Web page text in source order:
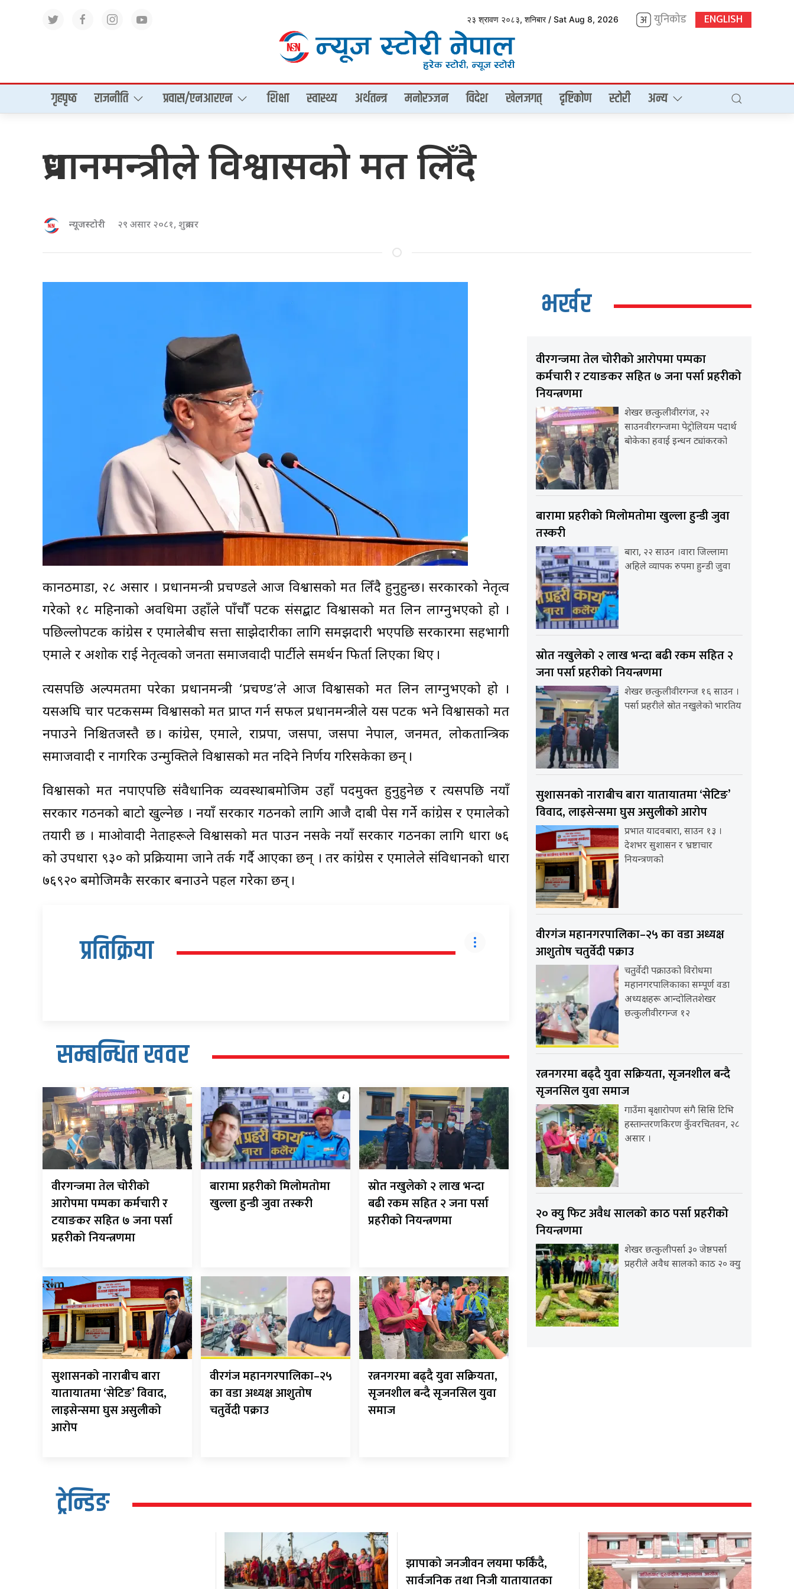
२३ श्रावण २०८३, शनिबार / Sat Aug 8, 2026 युनिकोड ENGLISH
गृहपृष्‍ठ राजनीति प्रवास/एनआरएन शिक्षा स्वास्थ्य अर्थतन्त्र मनोरञ्जन विदेश खेलजगत् दृष्टिकोण स्टोरी अन्य
प्रधानमन्त्रीले विश्वासको मत लिँदै
न्यूजस्टोरी २९ असार २०८१, शुक्रबार
कानठमाडौं, २८ असार । प्रधानमन्त्री प्रचण्डले आज विश्वासको मत लिँदै हुनुहुन्छ। सरकारको नेतृत्व
गरेको १८ महिनाको अवधिमा उहाँले पाँचौँ पटक संसद्बाट विश्वासको मत लिन लाग्नुभएको हो ।
पछिल्लोपटक कांग्रेस र एमालेबीच सत्ता साझेदारीका लागि समझदारी भएपछि सरकारमा सहभागी
एमाले र अशोक राई नेतृत्वको जनता समाजवादी पार्टीले समर्थन फिर्ता लिएका थिए ।
त्यसपछि अल्पमतमा परेका प्रधानमन्त्री ‘प्रचण्ड’ले आज विश्वासको मत लिन लाग्नुभएको हो ।
यसअघि चार पटकसम्म विश्वासको मत प्राप्त गर्न सफल प्रधानमन्त्रीले यस पटक भने विश्वासको मत
नपाउने निश्चितजस्तै छ । कांग्रेस, एमाले, राप्रपा, जसपा, जसपा नेपाल, जनमत, लोकतान्त्रिक
समाजवादी र नागरिक उन्मुक्तिले विश्वासको मत नदिने निर्णय गरिसकेका छन् ।
विश्वासको मत नपाएपछि संवैधानिक व्यवस्थाबमोजिम उहाँ पदमुक्त हुनुहुनेछ र त्यसपछि नयाँ
सरकार गठनको बाटो खुल्नेछ । नयाँ सरकार गठनको लागि आजै दाबी पेस गर्ने कांग्रेस र एमालेको
तयारी छ । माओवादी नेताहरूले विश्वासको मत पाउन नसके नयाँ सरकार गठनका लागि धारा ७६
को उपधारा ९३० को प्रक्रियामा जाने तर्क गर्दै आएका छन् । तर कांग्रेस र एमालेले संविधानको धारा
७६९२० बमोजिमकै सरकार बनाउने पहल गरेका छन् ।
प्रतिक्रिया
सम्बन्धित खवर
वीरगन्जमा तेल चोरीको
आरोपमा पम्पका कर्मचारी र
टयाङकर सहित ७ जना पर्सा
प्रहरीको नियन्त्रणमा
बारामा प्रहरीको मिलोमतोमा
खुल्ला हुन्डी जुवा तस्करी
स्रोत नखुलेको २ लाख भन्दा
बढी रकम सहित २ जना पर्सा
प्रहरीको नियन्त्रणमा
सुशासनको नाराबीच बारा
यातायातमा ‘सेटिङ’ विवाद,
लाइसेन्समा घुस असुलीको
आरोप
वीरगंज महानगरपालिका–२५
का वडा अध्यक्ष आशुतोष
चतुर्वेदी पक्राउ
रत्ननगरमा बढ्दै युवा सक्रियता,
सृजनशील बन्दै सृजनसिल युवा
समाज
भर्खर
वीरगन्जमा तेल चोरीको आरोपमा पम्पका
कर्मचारी र टयाङकर सहित ७ जना पर्सा प्रहरीको
नियन्त्रणमा
शेखर छत्कुलीवीरगंज, २२
साउनवीरगन्जमा पेट्रोलियम पदार्थ
बोकेका हवाई इन्धन ट्यांकरको
बारामा प्रहरीको मिलोमतोमा खुल्ला हुन्डी जुवा
तस्करी
बारा, २२ साउन ।वारा जिल्लामा
अहिले व्यापक रुपमा हुन्डी जुवा
स्रोत नखुलेको २ लाख भन्दा बढी रकम सहित २
जना पर्सा प्रहरीको नियन्त्रणमा
शेखर छत्कुलीवीरगन्ज १६ साउन ।
पर्सा प्रहरीले स्रोत नखुलेको भारतिय
सुशासनको नाराबीच बारा यातायातमा ‘सेटिङ’
विवाद, लाइसेन्समा घुस असुलीको आरोप
प्रभात यादवबारा, साउन १३ ।
देशभर सुशासन र भ्रष्टाचार
नियन्त्रणको
वीरगंज महानगरपालिका–२५ का वडा अध्यक्ष
आशुतोष चतुर्वेदी पक्राउ
चतुर्वेदी पक्राउको विरोधमा
महानगरपालिकाका सम्पूर्ण वडा
अध्यक्षहरू आन्दोलितशेखर
छत्कुलीवीरगन्ज १२
रत्ननगरमा बढ्दै युवा सक्रियता, सृजनशील बन्दै
सृजनसिल युवा समाज
गाउँमा बृक्षारोपण संगै सिसि टिभि
हस्तान्तरणकिरण कुँवरचितवन, २८
असार ।
२० क्यु फिट अवैध सालको काठ पर्सा प्रहरीको
नियन्त्रणमा
शेखर छत्कुलीपर्सा ३० जेष्ठपर्सा
प्रहरीले अवैध सालको काठ २० क्यु
ट्रेन्डिङ
झापाको जनजीवन लयमा फर्किँदै,
सार्वजनिक तथा निजी यातायातका